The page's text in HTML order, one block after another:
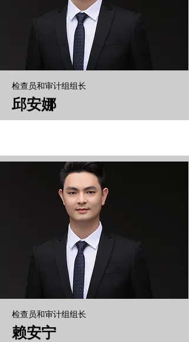
检查员和审计组组长
邱安娜
检查员和审计组组长
赖安宁